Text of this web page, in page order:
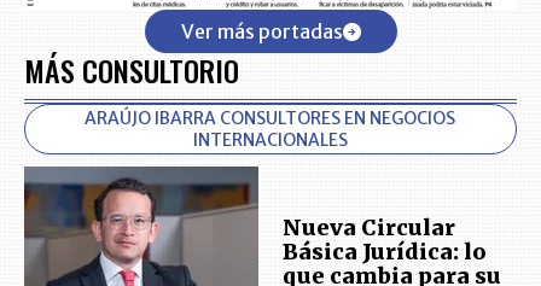
Ver más portadas
MÁS CONSULTORIO
ARAÚJO IBARRA CONSULTORES EN NEGOCIOS
INTERNACIONALES
Nueva Circular
Básica Jurídica: lo
que cambia para su